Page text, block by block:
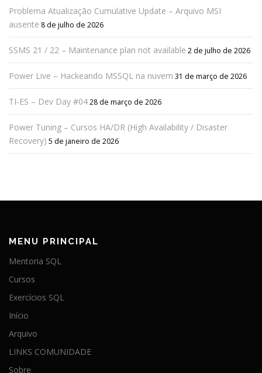
Problema Atualização Cumulative Update – Arquivo MSI
ausente 8 de julho de 2026
SSMS 21 / 22 – Maintenance plan not available 2 de julho de 2026
Power Live – Hackeando MSSQL na nuvem 31 de março de 2026
TI-ES – Dev Day #0428 de março de 2026
Power Tuning – Cursos HA/DR (High Availability / Disaster
Recovery) 5 de janeiro de 2026
MENU PRINCIPAL
Mentoria SQL
Cursos
Exercícios SQL
Início
Arquivo
LINKS COMUNIDADE
Sobre